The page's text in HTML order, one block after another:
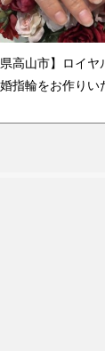
県高山市】ロイ
指輪をお作りい